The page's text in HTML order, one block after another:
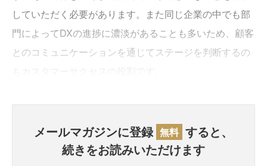
していただく必要があります。また同じ企業の中でも部
門によってDXの進捗に濃淡があることも多いため、顧客
とのコミュニケーションを通じてステージを判断するの
メールマガジンに登録 無料 すると、
続きをお読みいただけます